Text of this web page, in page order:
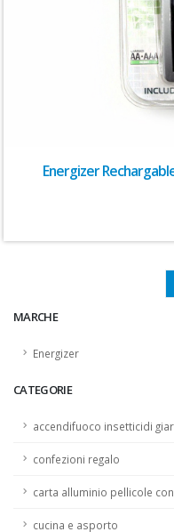
MARCHE
Energizer
CATEGORIE
accendifuoco insetticidi
confezioni regalo
carta alluminio pellicole
cucina e asporto
Energizer